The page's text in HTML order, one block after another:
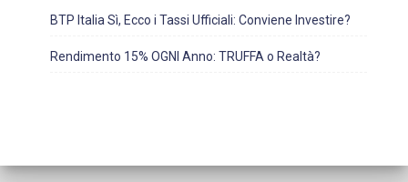
BTP Italia Sì, Ecco i Tassi Ufficiali: Conviene Investire?
Rendimento 15% OGNI Anno: TRUFFA o Realtà?